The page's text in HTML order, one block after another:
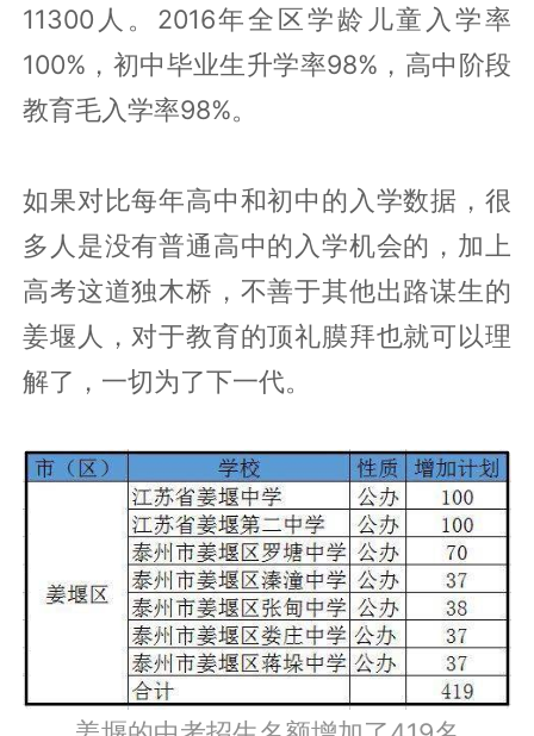
用功，根据姜堰区政府统计数据：2017
年，姜堰初中21所，在校学生20881人；
普通高中8所，在校学生13498人，初中毕
99.6%。2016年，姜堰初中23所，在校学
生20548人；普通高中8所，在校学生
11300人。2016年全区学龄儿童入学率
100%，初中毕业生升学率98%，高中阶段
教育毛入学率98%。
如果对比每年高中和初中的入学数据，很
多人是没有普通高中的入学机会的，加上
高考这道独木桥，不善于其他出路谋生的
姜堰人，对于教育的顶礼膜拜也就可以理
解了，一切为了下一代。